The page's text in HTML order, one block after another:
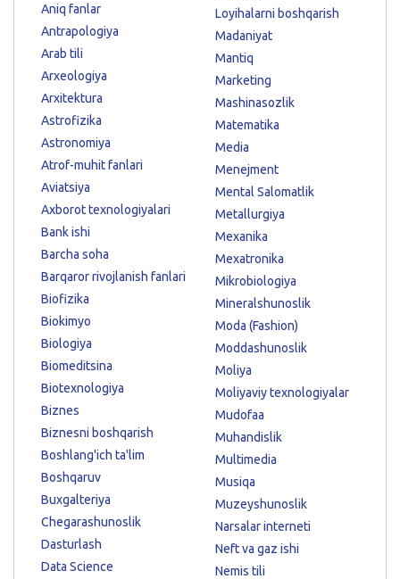
Aniq fanlar
Antrapologiya
Arab tili
Arxeologiya
Arxitektura
Astrofizika
Astronomiya
Atrof-muhit fanlari
Aviatsiya
Axborot texnologiyalari
Bank ishi
Barcha soha
Barqaror rivojlanish fanlari
Biofizika
Biokimyo
Biologiya
Biomeditsina
Biotexnologiya
Biznes
Biznesni boshqarish
Boshlang'ich ta'lim
Boshqaruv
Buxgalteriya
Chegarashunoslik
Dasturlash
Data Science
Loyihalarni boshqarish
Madaniyat
Mantiq
Marketing
Mashinasozlik
Matematika
Media
Menejment
Mental Salomatlik
Metallurgiya
Mexanika
Mexatronika
Mikrobiologiya
Mineralshunoslik
Moda (Fashion)
Moddashunoslik
Moliya
Moliyaviy texnologiyalar
Mudofaa
Muhandislik
Multimedia
Musiqa
Muzeyshunoslik
Narsalar interneti
Neft va gaz ishi
Nemis tili